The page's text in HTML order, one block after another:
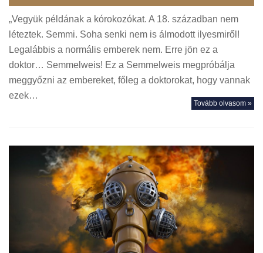
„Vegyük példának a kórokozókat. A 18. században nem
léteztek. Semmi. Soha senki nem is álmodott ilyesmiről!
Legalábbis a normális emberek nem. Erre jön ez a
doktor… Semmelweis! Ez a Semmelweis megpróbálja
meggyőzni az embereket, főleg a doktorokat, hogy vannak
ezek…
Tovább olvasom »